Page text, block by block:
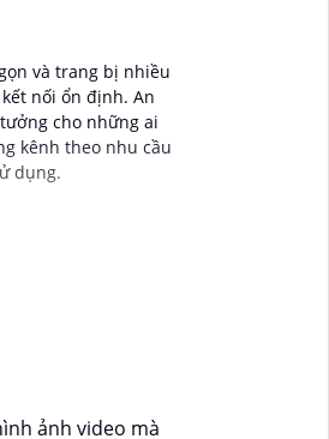
và trang bị nhiều
nối ổn định. An
cho những ai
kênh theo nhu cầu
dụng.
ảnh video mà